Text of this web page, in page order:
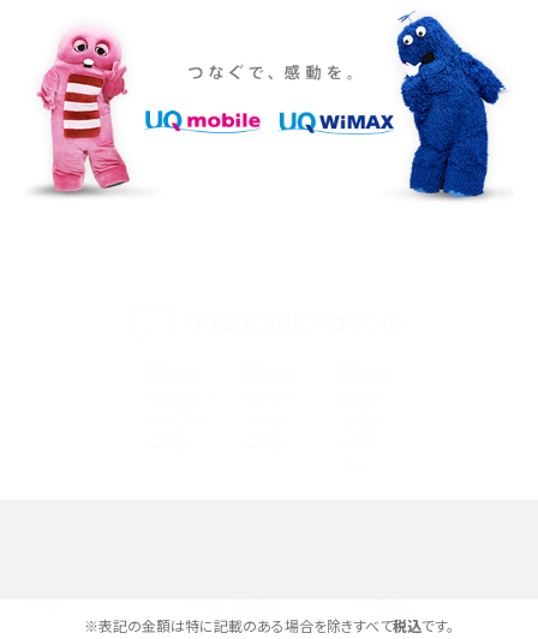
iPhone 16eとiPhone SE（第3世代）の違いは？サイズやスペックを比較して解説
iPhone 16eとiPhone 14を徹底比較！スペック・機能の違いをわかりやすく紹介
iPhone 16シリーズのモデルを比較！価格・サイズ・カメラ性能の違いを徹底解説
iPhone 16とiPhone 15の違いは？カメラ・スペック・機能を徹底比較
※表記の金額は特に記載のある場合を除きすべて税込です。